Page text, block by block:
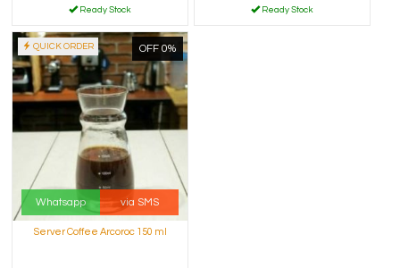
Ready Stock Ready Stock
OFF 0%
QUICK ORDER
Whatsapp via SMS
Server Coffee Arcoroc 150 ml